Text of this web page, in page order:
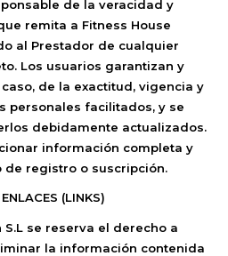
de la veracidad y
remita a Fitness House
al Prestador de cualquier
Los usuarios garantizan y
de la exactitud, vigencia y
personales facilitados, y se
debidamente actualizados.
información completa y
registro o suscripción.
(LINKS)
S.L se reserva el derecho a
la información contenida